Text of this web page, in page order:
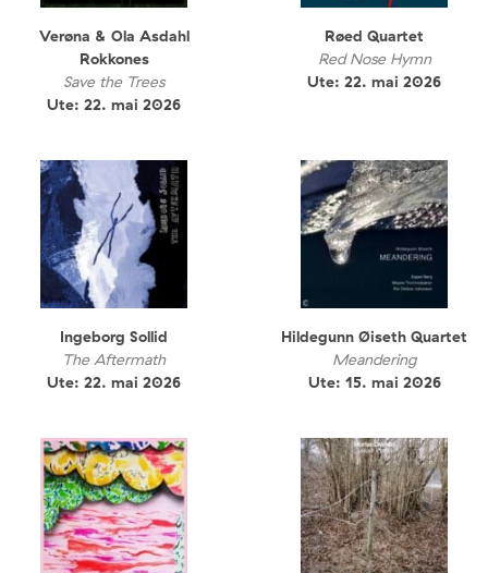
Verøna & Ola Asdahl
Rokkones
Save the Trees
Ute: 22. mai 2026
Røed Quartet
Red Nose Hymn
Ute: 22. mai 2026
Ingeborg Sollid
The Aftermath
Ute: 22. mai 2026
Hildegunn Øiseth Quartet
Meandering
Ute: 15. mai 2026